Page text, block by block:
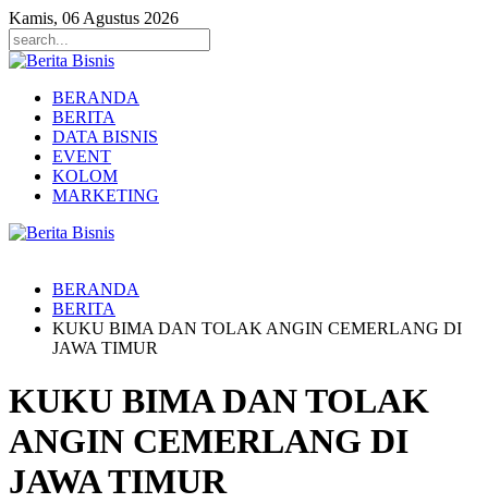
Kamis, 06 Agustus 2026
BERANDA
BERITA
DATA BISNIS
EVENT
KOLOM
MARKETING
BERANDA
BERITA
KUKU BIMA DAN TOLAK ANGIN CEMERLANG DI
JAWA TIMUR
KUKU BIMA DAN TOLAK
ANGIN CEMERLANG DI
JAWA TIMUR